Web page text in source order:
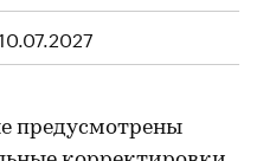
предусмотрены